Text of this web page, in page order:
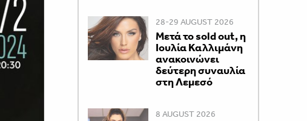
28-29 AUGUST 2026
Μετά το sold out, η
Ιουλία Καλλιμάνη
ανακοινώνει
δεύτερη συναυλία
στη Λεμεσό
8 AUGUST 2026